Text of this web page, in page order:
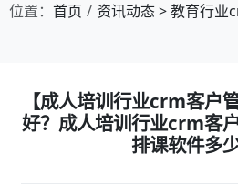
位置： 首页 资讯动态>教育行业
【成人培训行业crm客户
好？成人培训行业crm客
排课软件多